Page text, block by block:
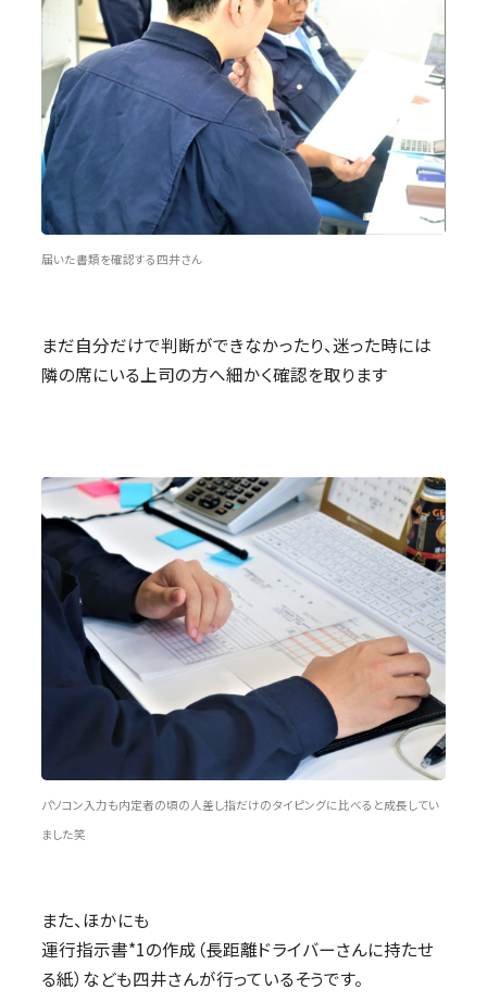
届いた書類を確認する四井さん
まだ自分だけで判断ができなかったり、迷った時には
隣の席にいる上司の方へ細かく確認を取ります
パソコン入力も内定者の頃の人差し指だけのタイピングに比べると成長してい
ました笑
また、ほかにも
運行指示書*1の作成（長距離ドライバーさんに持たせ
る紙）なども四井さんが行っているそうです。